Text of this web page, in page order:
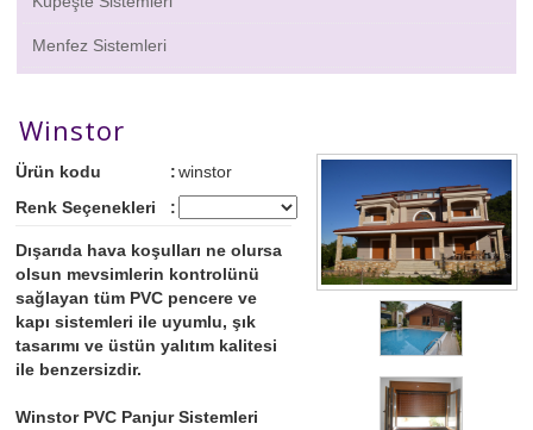
Menfez Sistemleri
Winstor
Ürün kodu : winstor
Renk Seçenekleri
:
Dışarıda hava koşulları ne olursa
olsun mevsimlerin kontrolünü
sağlayan tüm PVC pencere ve
kapı sistemleri ile uyumlu, şık
tasarımı ve üstün yalıtım kalitesi
ile benzersizdir.
WinstorPVC Panjur Sistemleri